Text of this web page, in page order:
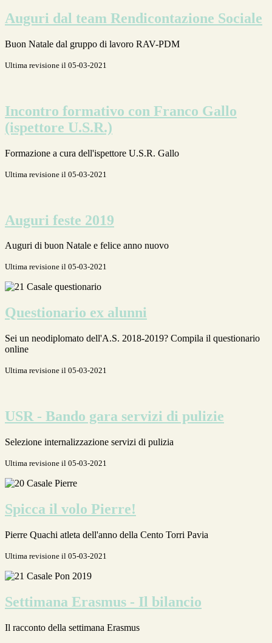
Auguri dal team Rendicontazione Sociale
Buon Natale dal gruppo di lavoro RAV-PDM
Ultima revisione il 05-03-2021
Incontro formativo con Franco Gallo
(ispettore U.S.R.)
Formazione a cura dell'ispettore U.S.R. Gallo
Ultima revisione il 05-03-2021
Auguri feste 2019
Auguri di buon Natale e felice anno nuovo
Ultima revisione il 05-03-2021
Questionario ex alunni
Sei un neodiplomato dell'A.S. 2018-2019? Compila il questionario
online
Ultima revisione il 05-03-2021
USR - Bando gara servizi di pulizie
Selezione internalizzazione servizi di pulizia
Ultima revisione il 05-03-2021
Spicca il volo Pierre!
Pierre Quachi atleta dell'anno della Cento Torri Pavia
Ultima revisione il 05-03-2021
Settimana Erasmus - Il bilancio
Il racconto della settimana Erasmus